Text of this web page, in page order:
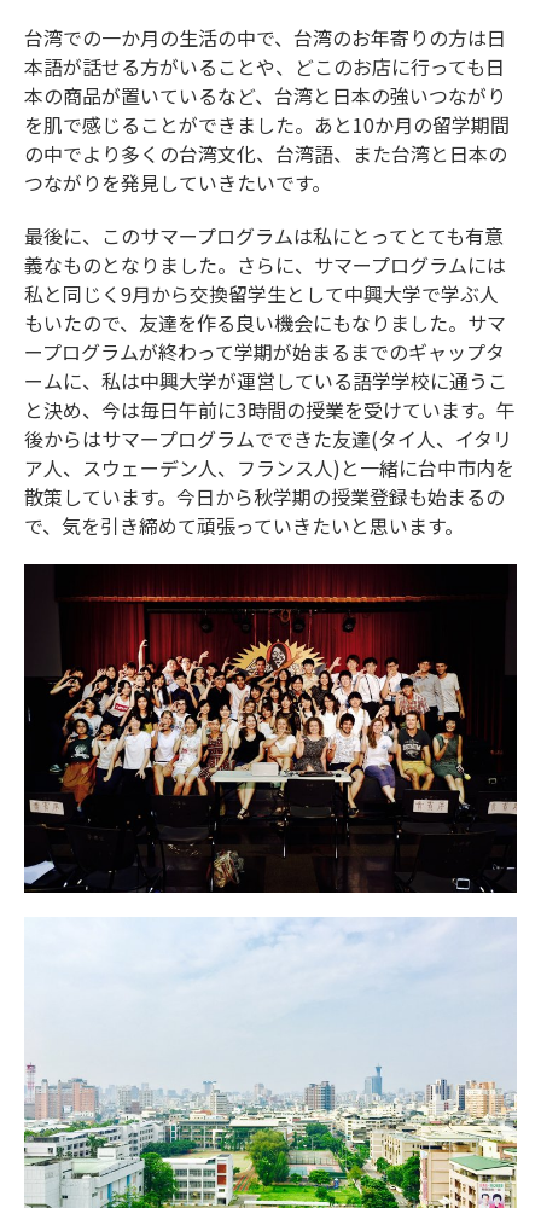
台湾での一か月の生活の中で、台湾のお年寄りの方は日
本語が話せる方がいることや、どこのお店に行っても日
本の商品が置いているなど、台湾と日本の強いつながり
を肌で感じることができました。あと10か月の留学期間
の中でより多くの台湾文化、台湾語、また台湾と日本の
つながりを発見していきたいです。
最後に、このサマープログラムは私にとってとても有意
義なものとなりました。さらに、サマープログラムには
私と同じく9月から交換留学生として中興大学で学ぶ人
もいたので、友達を作る良い機会にもなりました。サマ
ープログラムが終わって学期が始まるまでのギャップタ
ームに、私は中興大学が運営している語学学校に通うこ
と決め、今は毎日午前に3時間の授業を受けています。午
後からはサマープログラムでできた友達(タイ人、イタリ
ア人、スウェーデン人、フランス人)と一緒に台中市内を
散策しています。今日から秋学期の授業登録も始まるの
で、気を引き締めて頑張っていきたいと思います。